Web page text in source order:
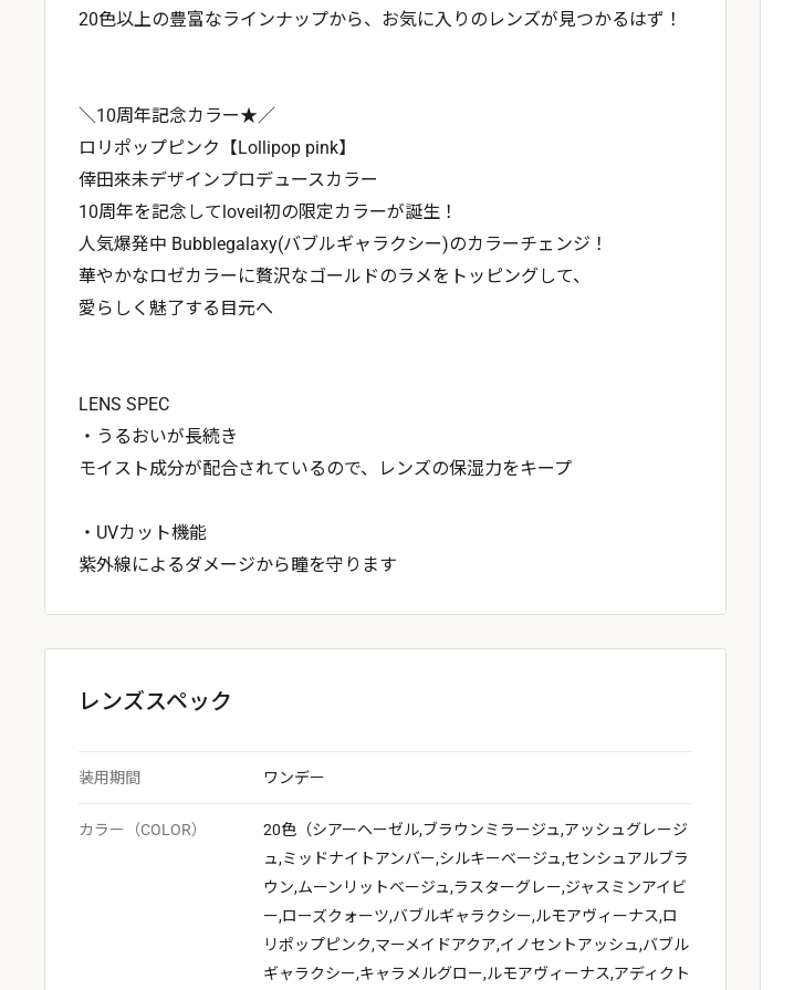
20色以上の豊富なラインナップから、お気に入りのレンズが見つかるはず！
＼10周年記念カラー★／
ロリポップピンク【Lollipop pink】
倖田來未デザインプロデュースカラー
10周年を記念してloveil初の限定カラーが誕生！
人気爆発中 Bubblegalaxy(バブルギャラクシー)のカラーチェンジ！
華やかなロゼカラーに贅沢なゴールドのラメをトッピングして、
愛らしく魅了する目元へ
LENS SPEC
・うるおいが長続き
モイスト成分が配合されているので、レンズの保湿力をキープ
・UVカット機能
紫外線によるダメージから瞳を守ります
レンズスペック
装用期間 ワンデー
カラー（COLOR）
20色（シアーヘーゼル,ブラウンミラージュ,アッシュグレージ
ュ,ミッドナイトアンバー,シルキーベージュ,センシュアルブラ
ウン,ムーンリットベージュ,ラスターグレー,ジャスミンアイビ
ー,ローズクォーツ,バブルギャラクシー,ルモアヴィーナス,ロ
リポップピンク,マーメイドアクア,イノセントアッシュ,バブル
ギャラクシー,キャラメルグロー,ルモアヴィーナス,アディクト